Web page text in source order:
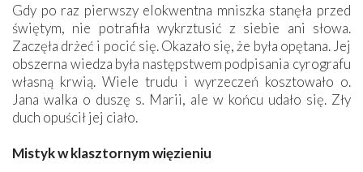
Gdy po raz pierwszy elokwentna mniszka stanęła przed
świętym, nie potrafiła wykrztusić z siebie ani słowa.
Zaczęła drżeć i pocić się. Okazało się, że była opętana. Jej
obszerna wiedza była następstwem podpisania cyrografu
własną krwią. Wiele trudu i wyrzeczeń kosztowało o.
Jana walka o duszę s. Marii, ale w końcu udało się. Zły
duch opuścił jej ciało.
Mistyk w klasztornym więzieniu